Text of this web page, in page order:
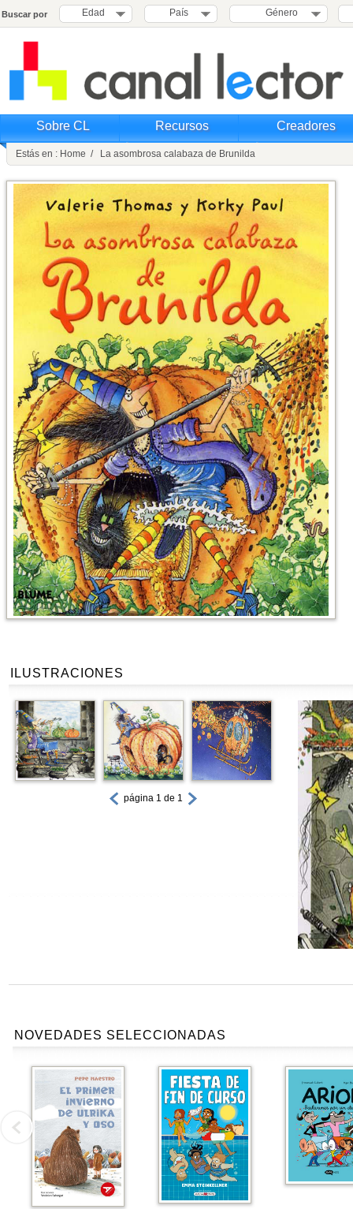
Buscar por Edad País Género
Sobre CL Recursos Creadores
Estás en : Home / La asombrosa calabaza de Brunilda
ILUSTRACIONES
página 1 de 1
NOVEDADES SELECCIONADAS